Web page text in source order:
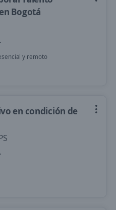
Bogotá
y remoto
en condición de